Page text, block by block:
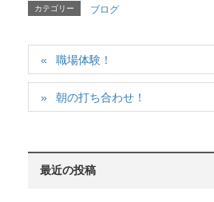
カテゴリー ブログ
職場体験！
朝の打ち合わせ！
最近の投稿